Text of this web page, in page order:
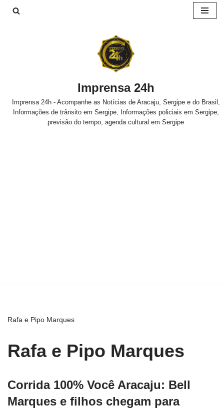
Imprensa 24h
Imprensa 24h - Acompanhe as Notícias de Aracaju, Sergipe e do Brasil,
Informações de trânsito em Sergipe, Informações policiais em Sergipe,
previsão do tempo, agenda cultural em Sergipe
Rafa e Pipo Marques
Rafa e Pipo Marques
Corrida 100% Você Aracaju: Bell
Marques e filhos chegam para